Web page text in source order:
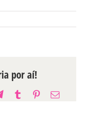
por aí!
Telegram
TumblrPinterest
E-